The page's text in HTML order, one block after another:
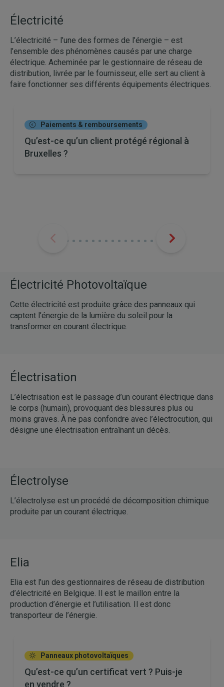
Électricité
L’électricité – l’une des formes de l’énergie – est
l’ensemble des phénomènes causés par une charge
électrique. Acheminée par le gestionnaire de réseau de
distribution, livrée par le fournisseur, elle sert au client à
faire fonctionner ses différents équipements électriques.
Paiements & remboursements
Qu’est-ce qu’un client protégé régional à
Bruxelles ?
Électricité Photovoltaïque
Cette électricité est produite grâce des panneaux qui
captent l’énergie de la lumière du soleil pour la
transformer en courant électrique.
Électrisation
L’électrisation est le passage d’un courant électrique dans
le corps (humain), provoquant des blessures plus ou
moins graves. À ne pas confondre avec l’électrocution, qui
désigne une électrisation entraînant un décès.
Électrolyse
L’électrolyse est un procédé de décomposition chimique
produite par un courant électrique.
Elia
Elia est l’un des gestionnaires de réseau de distribution
d’électricité en Belgique. Il est le maillon entre la
production d’énergie et l’utilisation. Il est donc
transporteur de l’énergie.
Panneaux photovoltaïques
Qu’est-ce qu’un certificat vert ? Puis-je
en vendre ?